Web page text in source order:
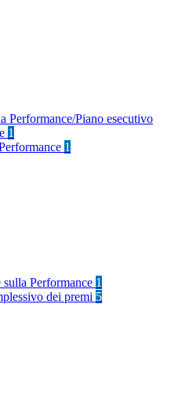
Performance/Piano esecutivo
1
1
sulla Performance 1
dei premi 5